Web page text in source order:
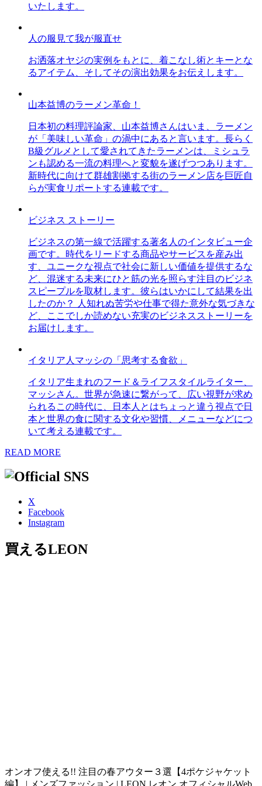
いたします。
人の服見て我が服直せ
お洒落オヤジの実例をもとに、着こなし術とキーとな
るアイテム、そしてその演出効果をお伝えします。
山本益博のラーメン革命！
日本初の料理評論家、山本益博さんはいま、ラーメン
が「美味しい革命」の渦中にあると言います。長らく
B級グルメとして愛されてきたラーメンは、ミシュラ
ンも認める一流の料理へと変貌を遂げつつあります。
新時代に向けて群雄割拠する街のラーメン店を巨匠自
らが実食リポートする連載です。
ビジネス ストーリー
ビジネスの第一線で活躍する著名人のインタビュー企
画です。時代をリードする商品やサービスを産み出
す、ユニークな視点で社会に新しい価値を提供するな
ど、混迷する未来にひと筋の光を照らす注目のビジネ
スピープルを取材します。彼らはいかにして結果を出
したのか？ 人知れぬ苦労や仕事で得た意外な気づきな
ど、ここでしか読めない充実のビジネスストーリーを
お届けします。
イタリア人マッシの「思考する食欲」
イタリア生まれのフード＆ライフスタイルライター、
マッシさん。世界が急速に繋がって、広い視野が求め
られるこの時代に、日本人とはちょっと違う視点で日
本と世界の食に関する文化や習慣、メニューなどにつ
いて考える連載です。
READ MORE
X
Facebook
Instagram
買えるLEON
オンオフ使える!! 注目の春アウター３選【4ポケジャケット